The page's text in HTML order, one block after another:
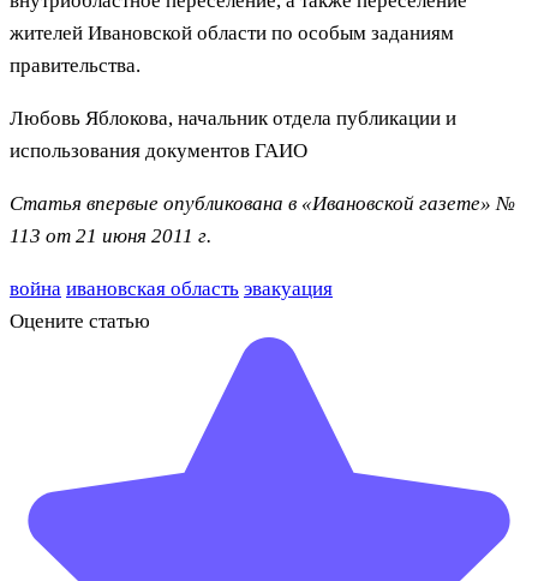
жителей Ивановской области по особым заданиям
правительства.
Любовь Яблокова, начальник отдела публикации и
использования документов ГАИО
Статья впервые опубликована в «Ивановской газете» №
113 от 21 июня 2011 г.
война ивановская область эвакуация
Оцените статью